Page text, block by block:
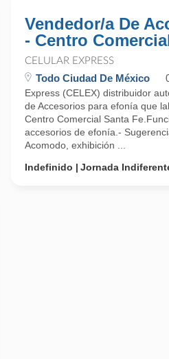
Vendedor/a De
- Centro
CELULAR EXPRESS
Todo Ciudad De México
Express (CELEX) distribuidor
de Accesorios para efonía que
Centro Comercial Santa
accesorios de efonía.-
Acomodo, exhibición ...
Indefinido
Jornada